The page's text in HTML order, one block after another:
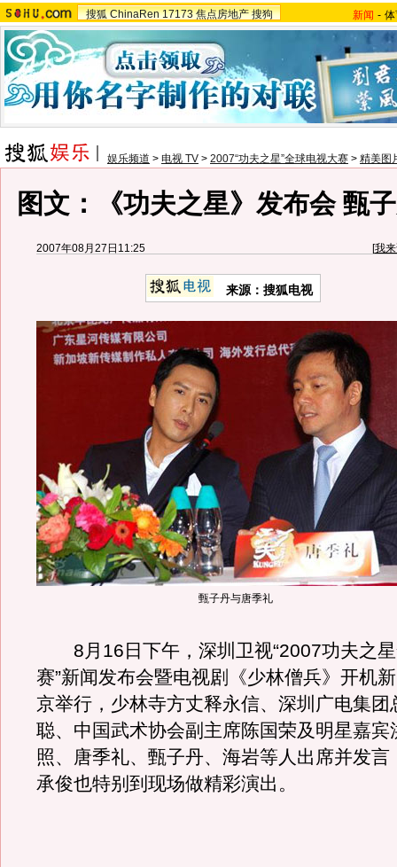
搜狐 ChinaRen 17173 焦点房地产 搜狗 新闻 -
娱乐频道 > 电视 TV > 2007“功夫之星”全球电视大赛 > 精美图
图文：《功夫之星》发布会 甄
2007年08月27日11:25 [我
来源：搜狐电视
甄子丹与唐季礼
8月16日下午，深圳卫视“2007功夫之星
赛”新闻发布会暨电视剧《少林僧兵》开机
京举行，少林寺方丈释永信、深圳广电集团
聪、中国武术协会副主席陈国荣及明星嘉宾
照、唐季礼、甄子丹、海岩等人出席并发言
承俊也特别到现场做精彩演出。